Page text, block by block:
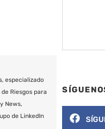
especializado
Riesgos para
News,
de LinkedIn